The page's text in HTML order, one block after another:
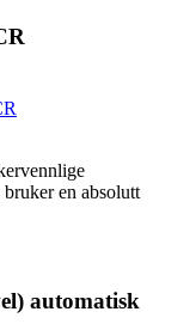
en absolutt
automatisk